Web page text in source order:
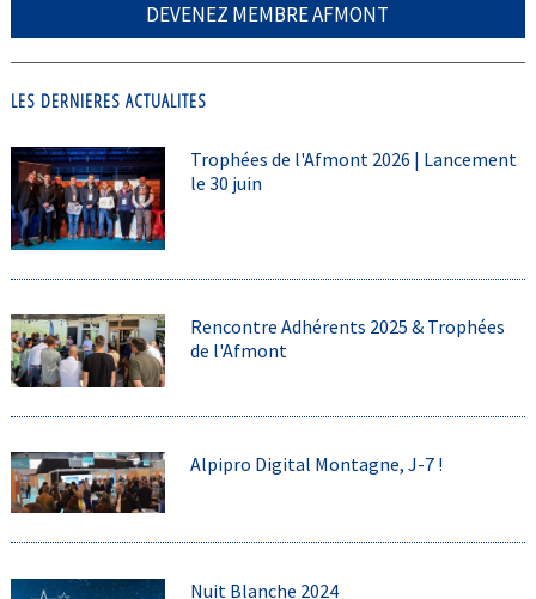
DEVENEZ MEMBRE AFMONT
LES DERNIERES ACTUALITES
Trophées de l'Afmont 2026 | Lancement
le 30 juin
Rencontre Adhérents 2025 & Trophées
de l'Afmont
Alpipro Digital Montagne, J-7 !
Nuit Blanche 2024